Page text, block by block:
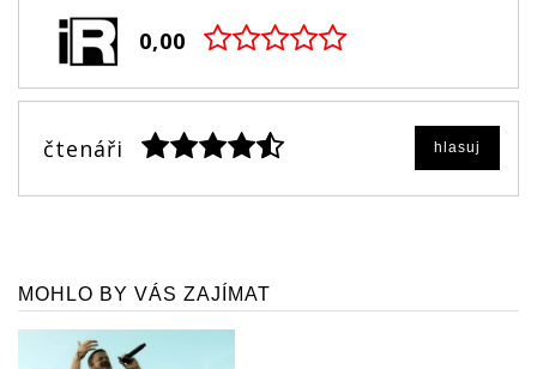
0,00
čtenáři hlasuj
MOHLO BY VÁS ZAJÍMAT